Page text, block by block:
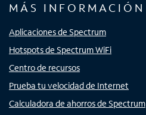
MÁS INFORMACIÓN
Aplicaciones de Spectrum
Hotspots de Spectrum WiFi
Centro de recursos
Prueba tu velocidad de Internet
Calculadora de ahorros de Spectrum